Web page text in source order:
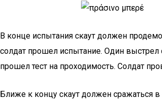
В конце испытания скаут должен
солдат прошел испытание. Один выстрел
прошел тест на проходимость. Солдат
Ближе к концу скаут должен сражаться